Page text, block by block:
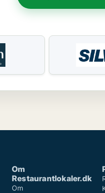
Om
Restaurantlokaler.dk
Om